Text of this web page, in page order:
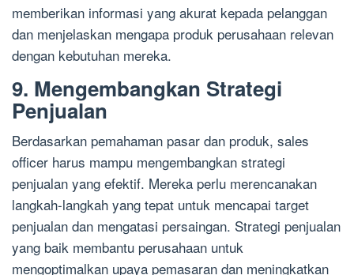
memberikan informasi yang akurat kepada pelanggan
dan menjelaskan mengapa produk perusahaan relevan
dengan kebutuhan mereka.
9. Mengembangkan Strategi
Penjualan
Berdasarkan pemahaman pasar dan produk, sales
officer harus mampu mengembangkan strategi
penjualan yang efektif. Mereka perlu merencanakan
langkah-langkah yang tepat untuk mencapai target
penjualan dan mengatasi persaingan. Strategi penjualan
yang baik membantu perusahaan untuk
mengoptimalkan upaya pemasaran dan meningkatkan